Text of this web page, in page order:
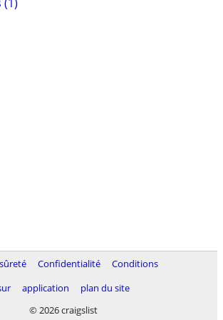
sûreté Confidentialité
Conditions
application
plan du site
© 2026 craigslist